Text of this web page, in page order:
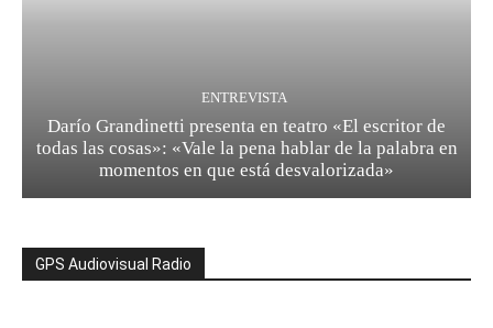
ENTREVISTA
Darío Grandinetti presenta en teatro «El escritor de
todas las cosas»: «Vale la pena hablar de la palabra en
momentos en que está desvalorizada»
GPS Audiovisual Radio